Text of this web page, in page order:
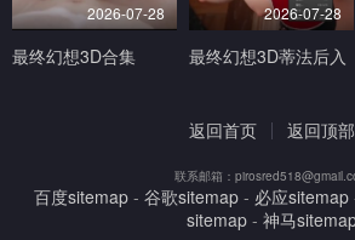
2026-07-28
最终幻想3D合集
2026-07-28
最终幻想3D蒂法后入
返回首页 返回顶部
联系邮箱：
百度sitemap - 谷歌sitemap - 必应sitemap
sitemap- 神马